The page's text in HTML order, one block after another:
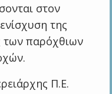
στον
της
των παρόχθιων
Π.Ε.